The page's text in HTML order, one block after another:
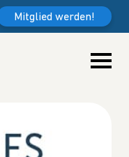
Mitglied werden!